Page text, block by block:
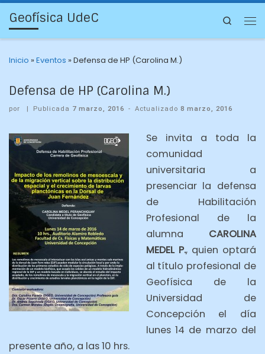
Geofísica UdeC Search
Inicio »Eventos »Defensa de HP (Carolina M.)
Defensa de HP (Carolina M.)
por | Publicada 7 marzo, 2016 - Actualizado8 marzo, 2016
Se invita a toda la
comunidad
universitaria a
presenciar la defensa
de Habilitación
Profesional de la
alumna CAROLINA
MEDEL P., quien optará
al título profesional de
Geofísica de la
Universidad de
Concepción el día
lunes 14 de marzo del
presente año, a las 10 hrs.